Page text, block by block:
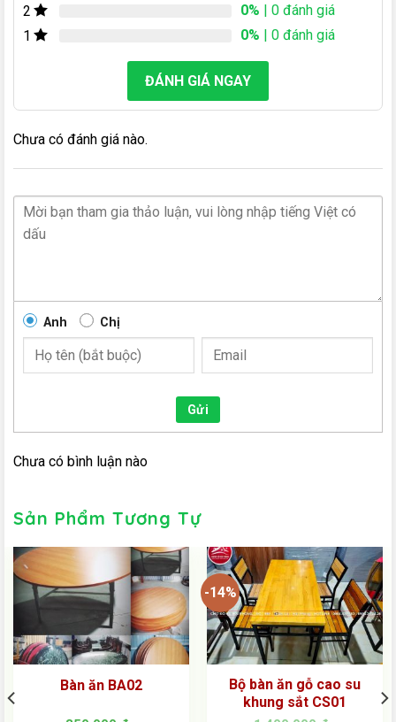
2
0% | 0 đánh giá
1
0% | 0 đánh giá
ĐÁNH GIÁ NGAY
Chưa có đánh giá nào.
Anh Chị
Gửi
Chưa có bình luận nào
Sản Phẩm Tương Tự
Bàn ăn BA02
-14%
Bộ bàn ăn gỗ cao su
khung sắt CS01